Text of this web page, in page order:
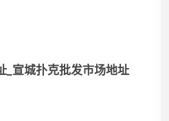
_宣城扑克批发市场地址